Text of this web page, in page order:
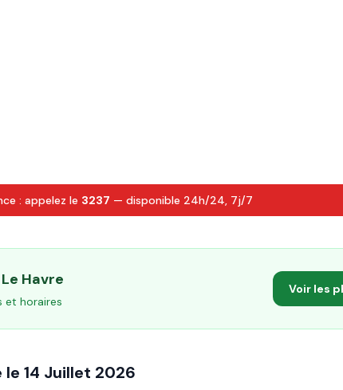
: appelez le 3237 — disponible 24h/24, 7j/7
Le Havre
et horaires
Voir les
le 14 Juillet 2026